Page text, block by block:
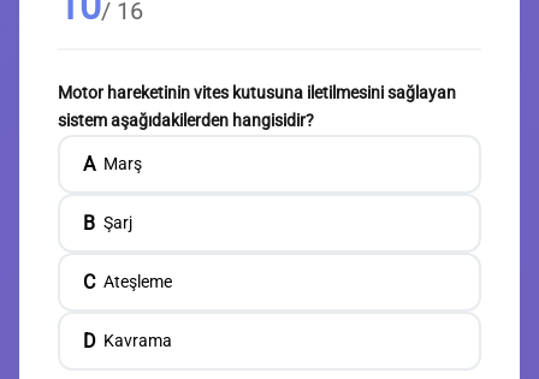
/ 16
Motor hareketinin vites kutusuna iletilmesini sağlayan
sistem aşağıdakilerden hangisidir?
A Marş
B Şarj
C Ateşleme
D Kavrama